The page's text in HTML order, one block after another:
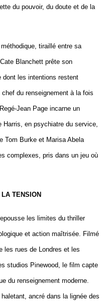
du pouvoir, du doute et de la
tiraillé entre sa
Blanchett prête son
dont les intentions restent
du renseignement à la fois
Jean Page incarne un
Harris, en psychiatre du service,
Tom Burke et Marisa Abela
complexes, pris dans un jeu où
TENSION
les limites du thriller
et action maîtrisée. Filmé
les rues de Londres et les
studios Pinewood, le film capte
du renseignement moderne.
ancré dans la lignée des